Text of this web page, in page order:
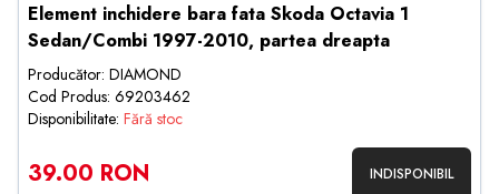
Element inchidere bara fata Skoda Octavia 1
Sedan/Combi 1997-2010, partea dreapta
Producător: DIAMOND
Cod Produs: 69203462
Disponibilitate: Fără stoc
39.00 RON INDISPONIBIL